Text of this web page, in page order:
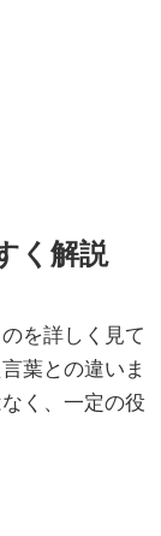
く解説
を詳しく見て
葉との違いま
く、一定の役